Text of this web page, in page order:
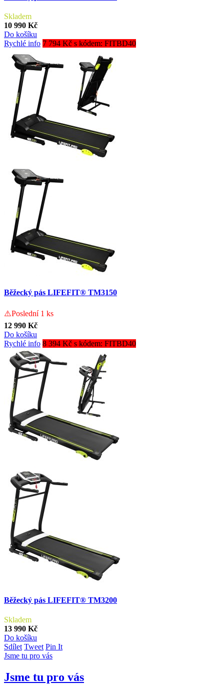
Skladem
10 990 Kč
Do košíku
Rychlé info 7 794 Kč s kódem: FITBD40
Běžecký pás LIFEFIT® TM3150
⚠️Poslední 1 ks
12 990 Kč
Do košíku
Rychlé info 8 394 Kč s kódem: FITBD40
Běžecký pás LIFEFIT® TM3200
Skladem
13 990 Kč
Do košíku
Sdílet Tweet Pin It
Jsme tu pro vás
Jsme tu pro vás